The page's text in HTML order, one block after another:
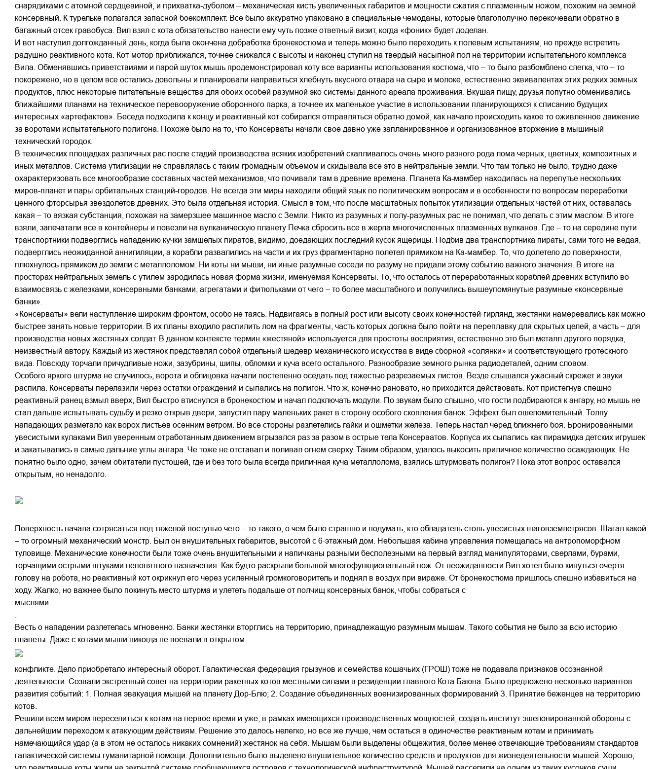
снарядиками с атомной сердцевиной, и прихватка-дуболом – механическая кисть увеличенных габаритов и мощности сжатия с плазменным ножом, похожим на земной
консервный. К турельке полагался запасной боекомплект. Все было аккуратно упаковано в специальные чемоданы, которые благополучно перекочевали обратно в
багажный отсек гравобуса. Вил взял с кота обязательство нанести ему чуть позже ответный визит, когда «фоник» будет доделан.
И вот наступил долгожданный день, когда была окончена добработка бронекостюма и теперь можно было переходить к полевым испытаниям, но прежде встретить
радушно реактивного кота. Кот-мотор приближался, точнее снижался с высоты и наконец ступил на твердый насыпной пол на территории испытательного комплекса
Вила. Обменявшись приветствиями и парой шуток мышь продемонстрировал коту все варианты использования костюма, что – то было разбомблено слегка, что – то
покорежено, но в целом все остались довольны и планировали направиться хлебнуть вкусного отвара на сыре и молоке, естественно эквивалентах этих редких земных
продуктов, плюс некоторые питательные вещества для обоих особей разумной эко системы данного ареала проживания. Вкушая пищу, друзья попутно обменивались
ближайшими планами на техническое перевооружение оборонного парка, а точнее их маленькое участие в использовании планирующихся к списанию будущих
интересных «артефактов». Беседа подходила к концу и реактивный кот собирался отправляться обратно домой, как начало происходить какое то оживленное движение
за воротами испытательного полигона. Похоже было на то, что Консерваты начали свое давно уже запланированное и организованное вторжение в мышиный
технический городок.
В технических площадках различных рас после стадий производства всяких изобретений скапливалось очень много разного рода лома черных, цветных, композитных и
иных металлов. Система утилизации не справлялась с таким громадным объемом и скидывала все это в нейтральные земли. Что там только не было, трудно даже
охарактеризовать все многообразие составных частей механизмов, что почивали там в древние времена. Планета Ка-мамбер находилась на перепутье нескольких
миров-планет и пары орбитальных станций-городов. Не всегда эти миры находили общий язык по политическим вопросам и в особенности по вопросам переработки
ценного фторсырья звездолетов древних. Это была отдельная история. Смысл в том, что после масштабных попыток утилизации отдельных частей от них, оставалась
какая – то вязкая субстанция, похожая на замерзшее машинное масло с Земли. Никто из разумных и полу-разумных рас не понимал, что делать с этим маслом. В итоге
взяли, запечатали все в контейнеры и повезли на вулканическую планету Печка сбросить все в жерла многочисленных плазменных вулканов. Где – то на середине пути
транспортники подверглись нападению кучки замшелых пиратов, видимо, доедающих последний кусок ящерицы. Подбив два транспортника пираты, сами того не ведая,
подверглись неожиданной аннигиляции, а корабли развалились на части и их груз фрагментарно полетел прямиком на Ка-мамбер. То, что долетело до поверхности,
плюхнулось прямиком до земли с металлоломом. Ни коты ни мыши, ни иные разумные соседи по разуму не придали этому событию важного значения. В итоге на
просторах нейтральных земель с утилем зародилась новая форма жизни, именуемая Консерваты. То, что осталось от переработанных кораблей древних вступило во
взаимосвязь с железками, консервными банками, агрегатами и фитюльками от чего – то более масштабного и получились вышеупомянутые разумные «консервные
банки».
«Консерваты» вели наступление широким фронтом, особо не таясь. Надвигаясь в полный рост или высоту своих конечностей-гирлянд, жестянки намеревались как можно
быстрее занять новые территории. В их планы входило распилить лом на фрагменты, часть которых должна было пойти на переплавку для скрытых целей, а часть – для
производства новых жестяных солдат. В данном контексте термин «жестяной» используется для простоты восприятия, естественно это был металл другого порядка,
неизвестный автору. Каждый из жестянок представлял собой отдельный шедевр механического искусства в виде сборной «солянки» и соответствующего гротескного
вида. Повсюду торчали причудливые ножи, зазубрины, шипы, обломки и куча всего остального. Разнообразие земного рынка радиодеталей, одним словом.
Особого яркого штурма не случилось, ворота и облицовка начали постепенно оседать под тяжестью разрезаемых листов. Везде слышался ужасный скрежет и звуки
распила. Консерваты перелазили через остатки ограждений и сыпались на полигон. Что ж, конечно рановато, но приходится действовать. Кот пристегнув спешно
реактивный ранец взмыл вверх, Вил быстро втиснулся в бронекостюм и начал подключать модули. По звукам было слышно, что гости подбираются к ангару, но мышь не
стал дальше испытывать судьбу и резко открыв двери, запустил пару маленьких ракет в сторону особого скопления банок. Эффект был ошеломительный. Толпу
нападающих разметало как ворох листьев осенним ветром. Во все стороны разлетелись гайки и ошметки железа. Теперь настал черед ближнего боя. Бронированными
увесистыми кулаками Вил уверенным отработанным движением вгрызался раз за разом в острые тела Консерватов. Корпуса их сыпались как пирамидка детских игрушек
и закатывались в самые дальние углы ангара. Че тоже не отставал и поливал огнем сверху. Таким образом, удалось выкосить приличное количество осаждающих. Не
понятно было одно, зачем обитатели пустошей, где и без того была всегда приличная куча металлолома, взялись штурмовать полигон? Пока этот вопрос оставался
открытым, но ненадолго.
Поверхность начала сотрясаться под тяжелой поступью чего – то такого, о чем было страшно и подумать, кто обладатель столь увесистых шаговземлетрясов. Шагал какой
– то огромный механический монстр. Был он внушительных габаритов, высотой с 6-этажный дом. Небольшая кабина управления помещалась на антропоморфном
туловище. Механические конечности были тоже очень внушительными и напичканы разными бесполезными на первый взгляд манипуляторами, сверлами, бурами,
торчащими острыми штуками непонятного назначения. Как будто раскрыли большой многофункциональный нож. От неожиданности Вил хотел было кинуться очертя
голову на робота, но реактивный кот окрикнул его через усиленный громкоговоритель и поднял в воздух при вираже. От бронекостюма пришлось спешно избавиться на
ходу. Жалко, но важнее было покинуть место штурма и улететь подальше от полчищ консервных банок, чтобы собраться с
мыслями
Весть о нападении разлетелась мгновенно. Банки жестянки вторглись на территорию, принадлежащую разумным мышам. Такого события не было за всю историю
планеты. Даже с котами мыши никогда не воевали в открытом
конфликте. Дело приобретало интересный оборот. Галактическая федерация грызунов и семейства кошачьих (ГРОШ) тоже не подавала признаков осознанной
деятельности. Созвали экстренный совет на территории ракетных котов местными силами в резиденции главного Кота Баюна. Было предложено несколько вариантов
развития событий: 1. Полная эвакуация мышей на планету Дор-Блю; 2. Создание объединенных военизированных формирований З. Принятие беженцев на территорию
котов.
Решили всем миром переселиться к котам на первое время и уже, в рамках имеющихся производственных мощностей, создать институт эшелонированной обороны с
дальнейшим переходом к атакующим действиям. Решение это далось нелегко, но все же лучше, чем остаться в одиночестве реактивным котам и принимать
намечающийся удар (а в этом не осталось никаких сомнений) жестянок на себя. Мышам были выделены общежития, более менее отвечающие требованиям стандартов
галактической системы гуманитарной помощи. Дополнительно было выделено внушительное количество средств и продуктов для жизнедеятельности мышей. Хорошо,